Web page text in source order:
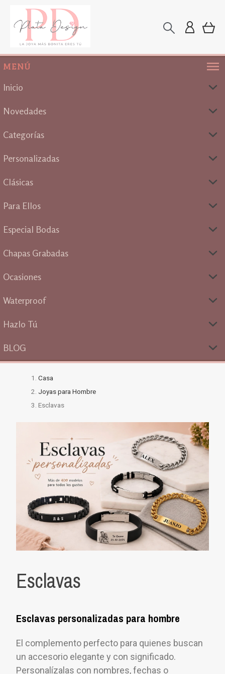
MENÚ
Inicio
Novedades
Categorías
Personalizadas
Clásicas
Para Ellos
Especial Bodas
Chapas Grabadas
Ocasiones
Waterproof
Hazlo Tú
BLOG
Casa
Joyas para Hombre
Esclavas
Esclavas
Esclavas personalizadas para hombre
El complemento perfecto para quienes buscan
un accesorio elegante y con significado.
Personalízalas con nombres, fechas o